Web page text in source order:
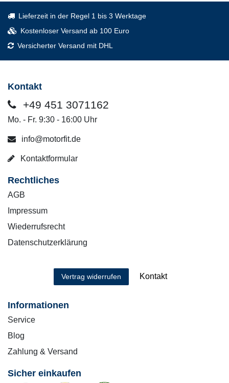
Lieferzeit in der Regel 1 bis 3 Werktage
Kostenloser Versand ab 100 Euro
Versicherter Versand mit DHL
Kontakt
+49 451 3071162
Mo. - Fr. 9:30 - 16:00 Uhr
info@motorfit.de
Kontaktformular
Rechtliches
AGB
Impressum
Wiederrufsrecht
Datenschutzerklärung
Vertrag widerrufen Kontakt
Informationen
Service
Blog
Zahlung & Versand
Sicher einkaufen